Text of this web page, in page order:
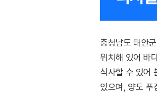
충청남도 태안
위치해 있어 바
식사할 수 있어
있으며, 양도 푸